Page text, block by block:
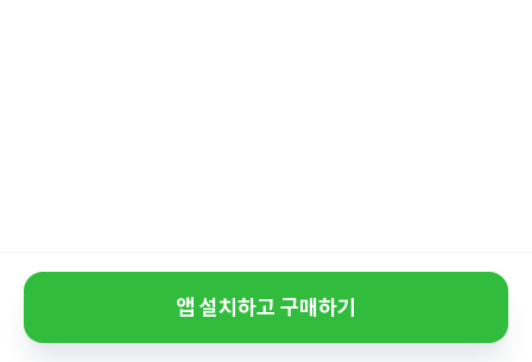
앱 설치하고 구매하기